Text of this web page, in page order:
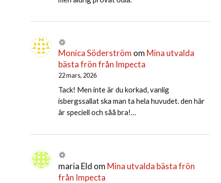
Monica Söderström om Mina utvalda
bästa frön från Impecta
22 mars, 2026
Tack! Men inte är du korkad, vanlig
isbergssallat ska man ta hela huvudet. den här
är speciell och såå bra!…
maria Eld om Mina utvalda bästa frön
från Impecta